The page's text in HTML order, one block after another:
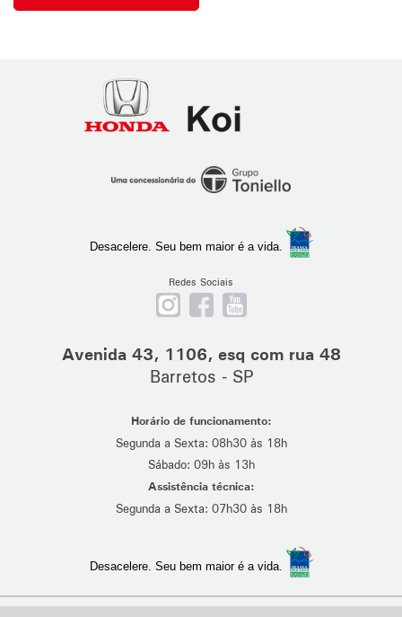
Honda
Ribeirão
Desacelere. Seu bem maior é a vida.
Redes Sociais
Nos
siga
no
Instagram
Curta
nossa
página
no
Facebook
Se
escreva
nosso
canal
Youtube
Avenida 43, 1106, esq com rua 48
Barretos - SP
Horário de funcionamento:
Segunda a Sexta: 08h30 às 18h
Sábado: 09h às 13h
Assistência técnica:
Segunda a Sexta: 07h30 às 18h
Desacelere. Seu bem maior é a vida.